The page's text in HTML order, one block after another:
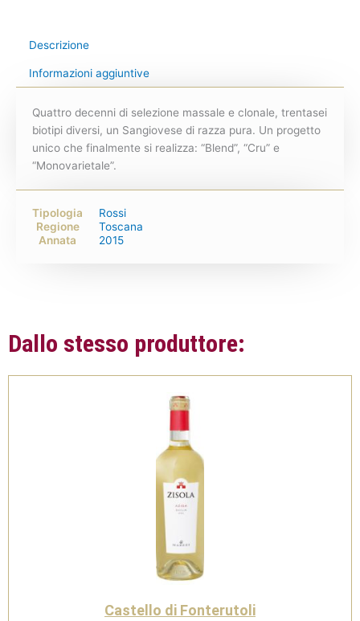
Descrizione
Informazioni aggiuntive
Quattro decenni di selezione massale e clonale, trentasei
biotipi diversi, un Sangiovese di razza pura. Un progetto
unico che finalmente si realizza: “Blend”, “Cru” e
“Monovarietale”.
Tipologia
Rossi
Regione
Toscana
Annata
2015
Dallo stesso produttore:
Castello di Fonterutoli